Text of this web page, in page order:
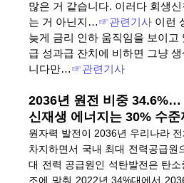
많은 거 같습니다. 이러다 회생
는 거 아닌지…☞관련기사 이런
늦게 금리 인하 움직임을 보이고
급 성과급 잔치에 비하면 그냥
니다만…☞관련기사
2036년 원전 비중 34.6%…
신재생 에너지는 30% 수준
원자력 발전이 2036년 우리나라
차지하면서 국내 최대 전력공급원
대 전력 공급원인 석탄발전은 탄
조에 맞춰 2022년 34%대에서